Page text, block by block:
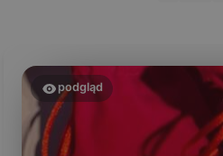
podgląd